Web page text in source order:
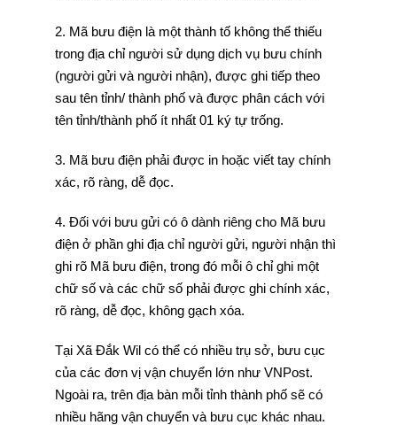
2. Mã bưu điện là một thành tố không thể thiếu
trong địa chỉ người sử dụng dịch vụ bưu chính
(người gửi và người nhận), được ghi tiếp theo
sau tên tỉnh/ thành phố và được phân cách với
tên tỉnh/thành phố ít nhất 01 ký tự trống.
3. Mã bưu điện phải được in hoặc viết tay chính
xác, rõ ràng, dễ đọc.
4. Đối với bưu gửi có ô dành riêng cho Mã bưu
điện ở phần ghi địa chỉ người gửi, người nhận thì
ghi rõ Mã bưu điện, trong đó mỗi ô chỉ ghi một
chữ số và các chữ số phải được ghi chính xác,
rõ ràng, dễ đọc, không gạch xóa.
Tại Xã Đắk Wil có thể có nhiều trụ sở, bưu cục
của các đơn vị vận chuyển lớn như VNPost.
Ngoài ra, trên địa bàn mỗi tỉnh thành phố sẽ có
nhiều hãng vận chuyển và bưu cục khác nhau.